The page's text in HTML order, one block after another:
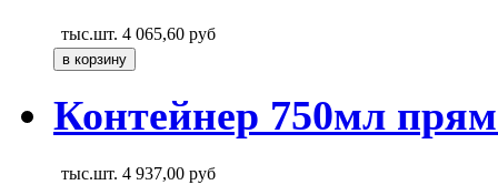
тыс.шт. 4 065,60 руб
Контейнер 750мл
тыс.шт. 4 937,00 руб